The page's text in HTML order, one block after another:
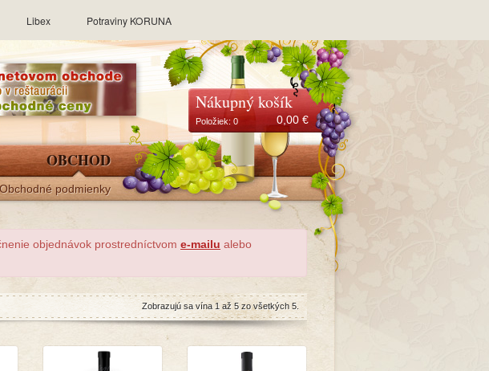
Libex Potraviny KORUNA
Nákupný košík
Položiek: 0 0,00 €
OBCHOD
Obchodné podmienky
objednávok prostredníctvom e-mailu alebo
Zobrazujú sa vína 1 až 5 zo všetkých 5.